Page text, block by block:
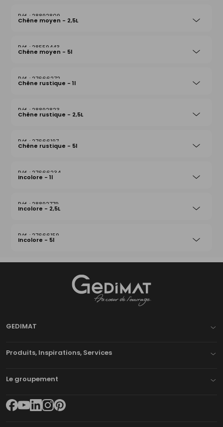
28892809
Chêne moyen - 2,5L
28559443
Chêne moyen - 5l
27666272
Chêne rustique - 1l
28892823
Chêne rustique - 2,5L
27666197
Chêne rustique - 5l
27666234
Incolore - 1l
28892779
Incolore - 2,5L
27666159
Incolore - 5l
GEDIMAT
Produits, Inspirations, Services
Le groupement